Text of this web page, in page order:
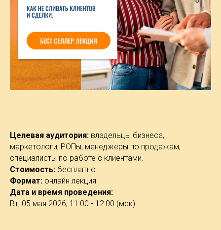
Целевая аудитория: владельцы бизнеса,
маркетологи, РОПы, менеджеры по продажам,
специалисты по работе с клиентами.
Стоимость: бесплатно
Формат: онлайн лекция
Дата и время проведения:
Вт, 05 мая 2026, 11:00 - 12:00 (мск)